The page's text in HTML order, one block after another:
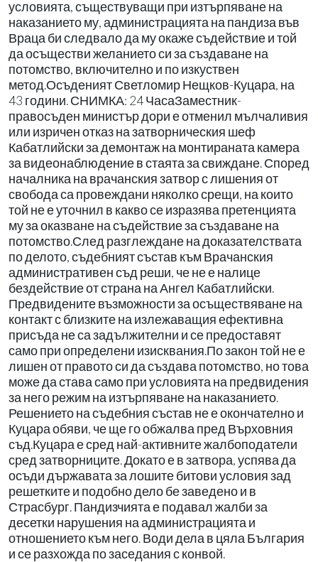
условията, съществуващи при изтърпяване на
наказанието му, администрацията на пандиза във
Враца би следвало да му окаже съдействие и той
да осъществи желанието си за създаване на
потомство, включително и по изкуствен
метод.Осъденият Светломир Нещков-Куцара, на
43 години. СНИМКА: 24 ЧасаЗаместник-
правосъден министър дори е отменил мълчаливия
или изричен отказ на затворническия шеф
Кабатлийски за демонтаж на монтираната камера
за видеонаблюдение в стаята за свиждане. Според
началника на врачанския затвор с лишения от
свобода са провеждани няколко срещи, на които
той не е уточнил в какво се изразява претенцията
му за оказване на съдействие за създаване на
потомство.След разглеждане на доказателствата
по делото, съдебният състав към Врачанския
административен съд реши, че не е налице
бездействие от страна на Ангел Кабатлийски.
Предвидените възможности за осъществяване на
контакт с близките на излежаващия ефективна
присъда не са задължителни и се предоставят
само при определени изисквания.По закон той не е
лишен от правото си да създава потомство, но това
може да става само при условията на предвидения
за него режим на изтърпяване на наказанието.
Решението на съдебния състав не е окончателно и
Куцара обяви, че ще го обжалва пред Върховния
съд.Куцара е сред най-активните жалбоподатели
сред затворниците. Докато е в затвора, успява да
осъди държавата за лошите битови условия зад
решетките и подобно дело бе заведено и в
Страсбург. Пандизчията е подавал жалби за
десетки нарушения на администрацията и
отношението към него. Води дела в цяла България
и се разхожда по заседания с конвой.